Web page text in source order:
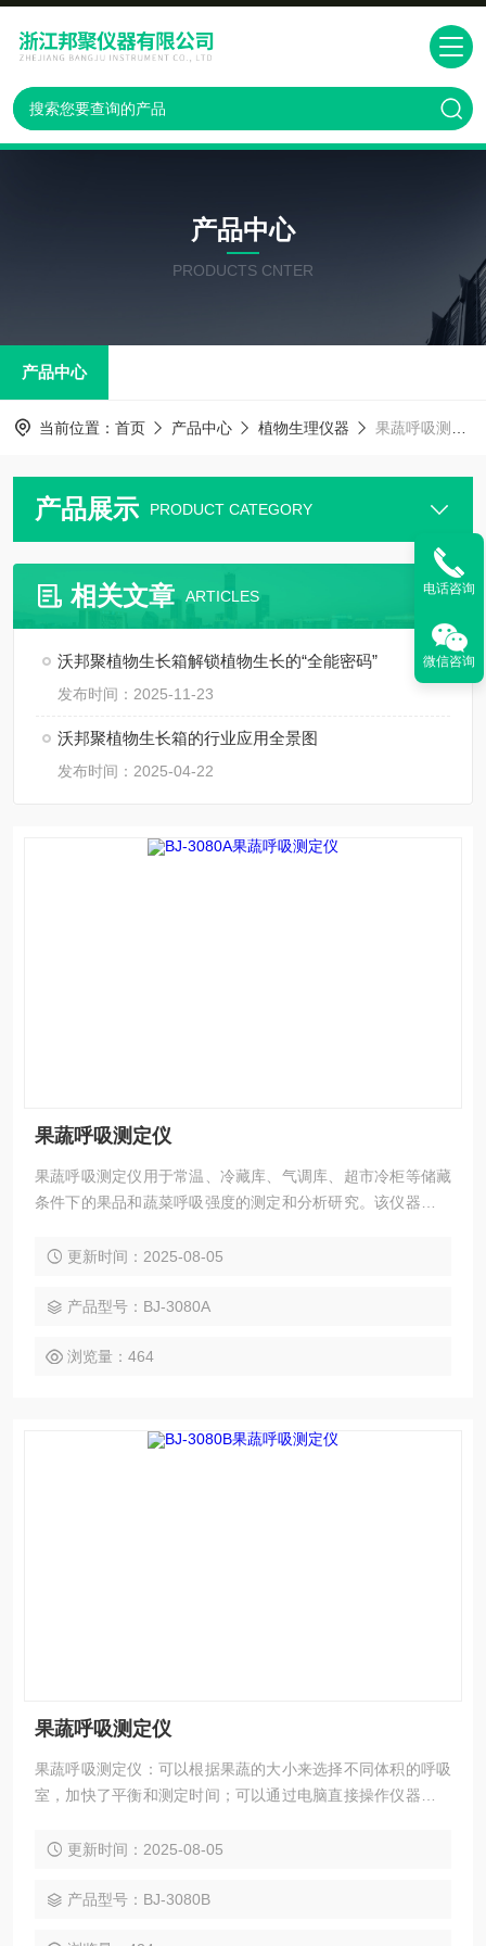
产品中心
PRODUCTS CNTER
产品中心
当前位置： 首页 产品中心 植物生理仪器 果蔬呼吸测定仪
产品展示 PRODUCT CATEGORY
相关文章 ARTICLES
沃邦聚植物生长箱解锁植物生长的“全能密码”
发布时间：2025-11-23
沃邦聚植物生长箱的行业应用全景图
发布时间：2025-04-22
果蔬呼吸测定仪
果蔬呼吸测定仪用于常温、冷藏库、气调库、超市冷柜等储藏
条件下的果品和蔬菜呼吸强度的测定和分析研究。该仪器的特
衡和测定时间；可以同时显示呼吸室的CO2浓度、O2浓度、温
特点，非常适合于食品，园艺、果品、蔬菜、外贸等各类学
更新时间：2025-08-05
产品型号：BJ-3080A
浏览量：464
果蔬呼吸测定仪
果蔬呼吸测定仪：可以根据果蔬的大小来选择不同体积的呼吸
室，加快了平衡和测定时间；可以通过电脑直接操作仪器，同
收获后的果蔬仍然是一个独立的有生命活动的生物体, 为了维
摘后最主要的生理代谢方式,呼吸强度是衡量呼吸作用强弱的一
更新时间：2025-08-05
产品型号：BJ-3080B
电话咨询
微信咨询